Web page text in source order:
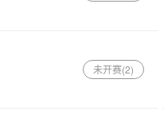
未开赛(2)